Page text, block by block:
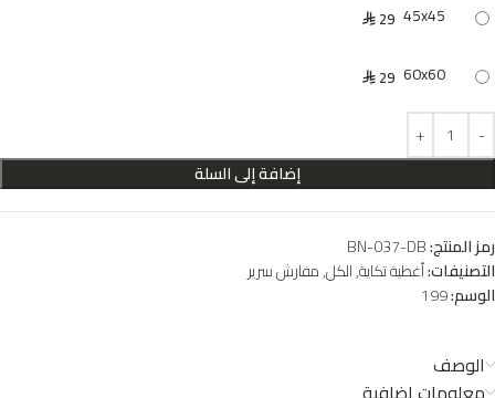
45x45
⃁ 29
60x60
⃁ 29
إضافة إلى السلة
رمز المنتج:BN-037-DB
التصنيفات:أغطية تكاية,الكل,مفارش سرير
الوسم:199
الوصف